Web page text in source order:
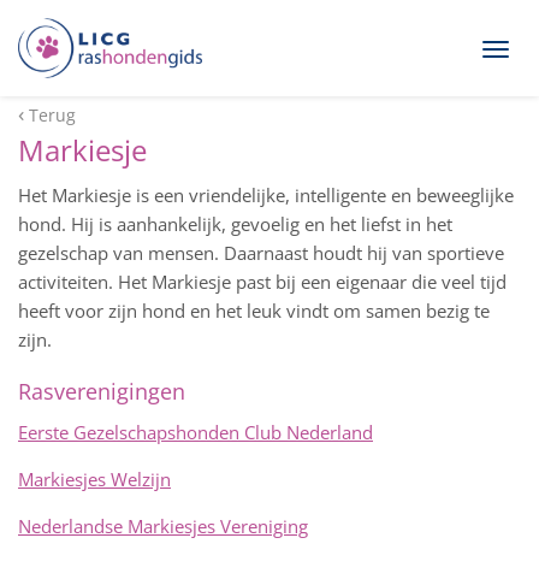
Terug
Markiesje
Het Markiesje is een vriendelijke, intelligente en beweeglijke
hond. Hij is aanhankelijk, gevoelig en het liefst in het
gezelschap van mensen. Daarnaast houdt hij van sportieve
activiteiten. Het Markiesje past bij een eigenaar die veel tijd
heeft voor zijn hond en het leuk vindt om samen bezig te
zijn.
Rasverenigingen
Eerste Gezelschapshonden Club Nederland
Markiesjes Welzijn
Nederlandse Markiesjes Vereniging